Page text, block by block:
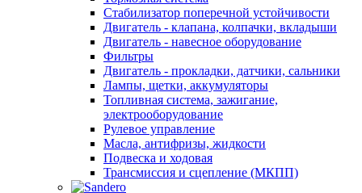
Стабилизатор поперечной устойчивости
Двигатель - клапана, колпачки, вкладыши
Двигатель - навесное оборудование
Фильтры
Двигатель - прокладки, датчики, сальники
Лампы, щетки, аккумуляторы
Топливная система, зажигание,
электрооборудование
Рулевое управление
Масла, антифризы, жидкости
Подвеска и ходовая
Трансмиссия и сцепление (МКПП)